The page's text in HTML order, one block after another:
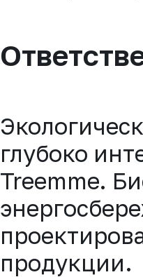
глубоко
Treemme.
продукции.